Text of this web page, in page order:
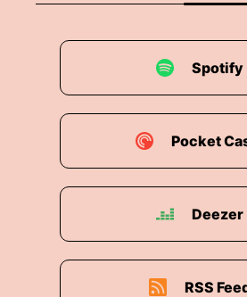
Spotify
Pocket
Deezer
RSS